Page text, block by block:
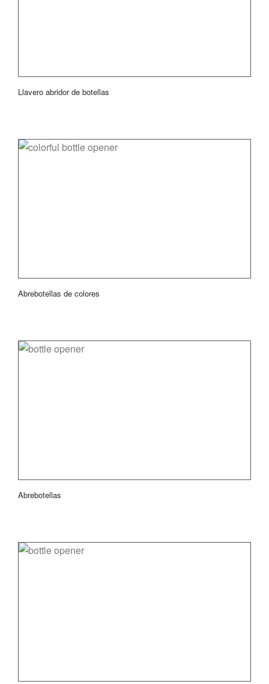
Llavero abridor de botellas
Abrebotellas de colores
Abrebotellas